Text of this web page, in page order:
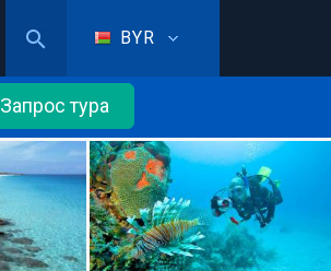
BYR
Запрос тура